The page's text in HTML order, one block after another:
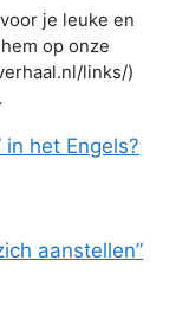
je leuke en
op onze
links/)
in het Engels?
aanstellen”